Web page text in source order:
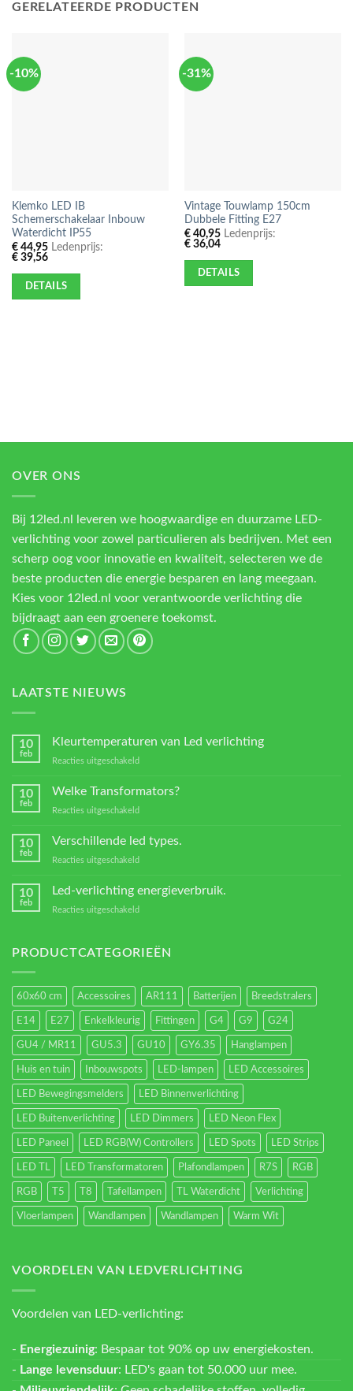
GERELATEERDE PRODUCTEN
-10%
Klemko LED IB
Schemerschakelaar Inbouw
Waterdicht IP55
€44,95Ledenprijs:
€39,56
DETAILS
-31%
Vintage Touwlamp 150cm
Dubbele Fitting E27
€40,95Ledenprijs:
€36,04
DETAILS
OVER ONS
Bij 12led.nl leveren we hoogwaardige en duurzame LED-
verlichting voor zowel particulieren als bedrijven. Met een
scherp oog voor innovatie en kwaliteit, selecteren we de
beste producten die energie besparen en lang meegaan.
Kies voor 12led.nl voor verantwoorde verlichting die
bijdraagt aan een groenere toekomst.
LAATSTE NIEUWS
10
feb
Kleurtemperaturen van Led verlichting
Reacties uitgeschakeld
verlichting
10
feb
Welke Transformators?
Reacties uitgeschakeld
Transformators?
10
feb
Verschillende led types.
Reacties uitgeschakeld
10
feb
Led-verlichting energieverbruik.
Reacties uitgeschakeld
energieverbruik.
PRODUCTCATEGORIEËN
60x60 cm Accessoires AR111 Batterijen Breedstralers
E14 E27 Enkelkleurig Fittingen G4 G9 G24
GU4 / MR11 GU5.3 GU10 GY6.35 Hanglampen
Huis en tuin Inbouwspots LED-lampen LED Accessoires
LED Bewegingsmelders LED Binnenverlichting
LED Buitenverlichting LED Dimmers LED Neon Flex
LED Paneel LED RGB(W) Controllers LED Spots LED Strips
LED TL LED Transformatoren Plafondlampen R7S RGB
RGB T5 T8 Tafellampen TL Waterdicht Verlichting
Vloerlampen Wandlampen Wandlampen Warm Wit
VOORDELEN VAN LEDVERLICHTING
Voordelen van LED-verlichting:
- Energiezuinig: Bespaar tot 90% op uw energiekosten.
- Lange levensduur: LED's gaan tot 50.000 uur mee.